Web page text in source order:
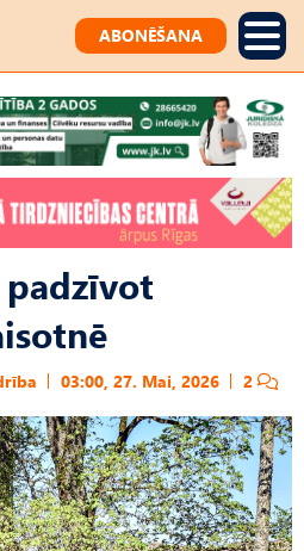
ABONĒŠANA
padzīvot
03:00, 27. Mai, 2026 2